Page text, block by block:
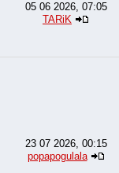
05 06 2026, 07:05
TARiK
23 07 2026, 00:15
popapogulala